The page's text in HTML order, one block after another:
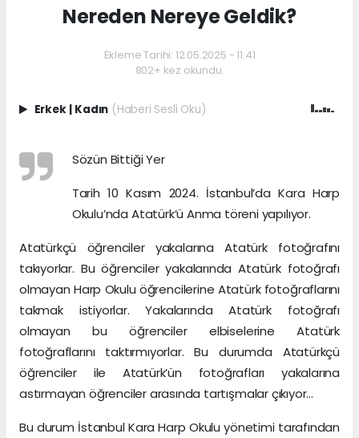
Nereden Nereye Geldik?
Ekleme Tarihi: 12.05.2025 - 11:41
802+ kez okundu.
Erkek | Kadın (Haberi Sesli Oku)
Sözün Bittiği Yer
Tarih 10 Kasım 2024. İstanbul’da Kara Harp
Okulu’nda Atatürk’ü Anma töreni yapılıyor.
Atatürkçü öğrenciler yakalarına Atatürk fotoğrafını
takıyorlar. Bu öğrenciler yakalarında Atatürk fotoğrafı
olmayan Harp Okulu öğrencilerine Atatürk fotoğraflarını
takmak istiyorlar. Yakalarında Atatürk fotoğrafı
olmayan bu öğrenciler elbiselerine Atatürk
fotoğraflarını taktırmıyorlar. Bu durumda Atatürkçü
öğrenciler ile Atatürk’ün fotoğrafları yakalarına
astırmayan öğrenciler arasında tartışmalar çıkıyor…
Bu durum İstanbul Kara Harp Okulu yönetimi tarafından